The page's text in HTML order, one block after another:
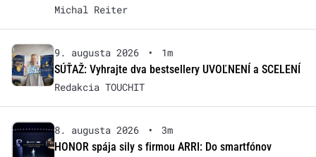
Michal Reiter
9. augusta 2026 •
1m
SÚŤAŽ: Vyhrajte dva bestsellery UVOĽNENÍ a SCELENÍ
Redakcia TOUCHIT
8. augusta 2026 •
3m
HONOR spája sily s firmou ARRI: Do smartfónov